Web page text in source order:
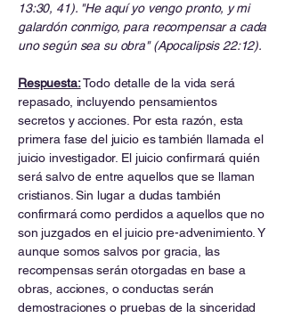
13:30, 41). "He aquí yo vengo pronto, y mi
galardón conmigo, para recompensar a cada
uno según sea su obra" (Apocalipsis 22:12).
Respuesta:Todo detalle de la vida será
repasado, incluyendo pensamientos
secretos y acciones. Por esta razón, esta
primera fase del juicio es también llamada el
juicio investigador. El juicio confirmará quién
será salvo de entre aquellos que se llaman
cristianos. Sin lugar a dudas también
confirmará como perdidos a aquellos que no
son juzgados en el juicio pre-advenimiento. Y
aunque somos salvos por gracia, las
recompensas serán otorgadas en base a
obras, acciones, o conductas serán
demostraciones o pruebas de la sinceridad